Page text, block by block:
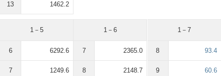
13 1462.2
1－5
6 6292.6
7 1249.6
1－6
7 2365.0
8 2148.7
1－7
8 93.4
9 60.6